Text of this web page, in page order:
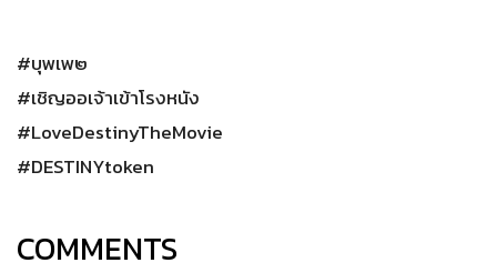
#บุพเพ๒
#เชิญออเจ้าเข้าโรงหนัง
#LoveDestinyTheMovie
#DESTINYtoken
COMMENTS